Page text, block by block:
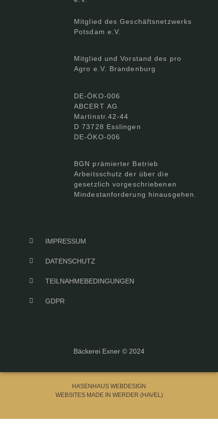
Mitglied des Geschäftsnetzwerks
Potsdam e.V.
Mitglied und Vorstand des pro
Agro e.V. Brandenburg
DE-ÖKO-006
ABCERT AG
Martinstr.42-44
D 73728 Esslingen
DE-ÖKO-006
BGN prämierter Betrieb
Arbeitsschutz der über die
gesetzlich vorgeschriebenen
Mindestanforderung hinausgehen.
IMPRESSUM
DATENSCHUTZ
TEILNAHMEBEDINGUNGEN
GDPR
Bäckerei Exner © 2024
HASENHAUS WEBDESIGN
WEBSITES MADE IN WERDER (HAVEL)